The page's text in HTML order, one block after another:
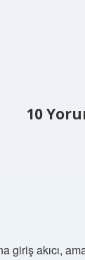
10
giriş akıcı,